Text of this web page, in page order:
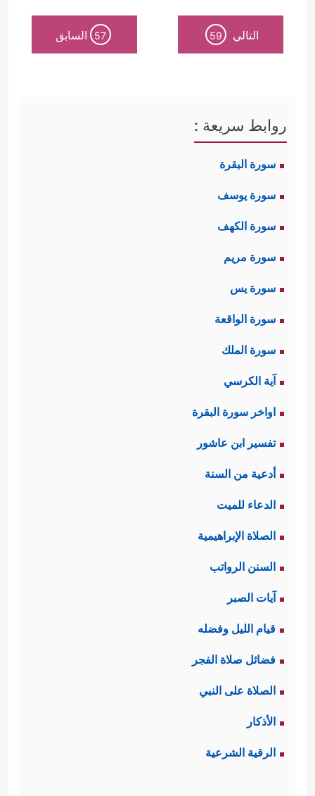
التالي 59
57 السابق
روابط سريعة :
سورة البقرة
سورة يوسف
سورة الكهف
سورة مريم
سورة يس
سورة الواقعة
سورة الملك
آية الكرسي
اواخر سورة البقرة
تفسير ابن عاشور
أدعية من السنة
الدعاء للميت
الصلاة الإبراهيمية
السنن الرواتب
آيات الصبر
قيام الليل وفضله
فضائل صلاة الفجر
الصلاة على النبي
الأذكار
الرقية الشرعية